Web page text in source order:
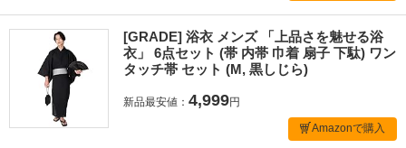
[GRADE] 浴衣 メンズ 「上品さを魅せる浴
衣」 6点セット (帯 内帯 巾着 扇子 下駄) ワン
タッチ帯 セット (M, 黒しじら)
新品最安値： 4,999円
Amazonで購入